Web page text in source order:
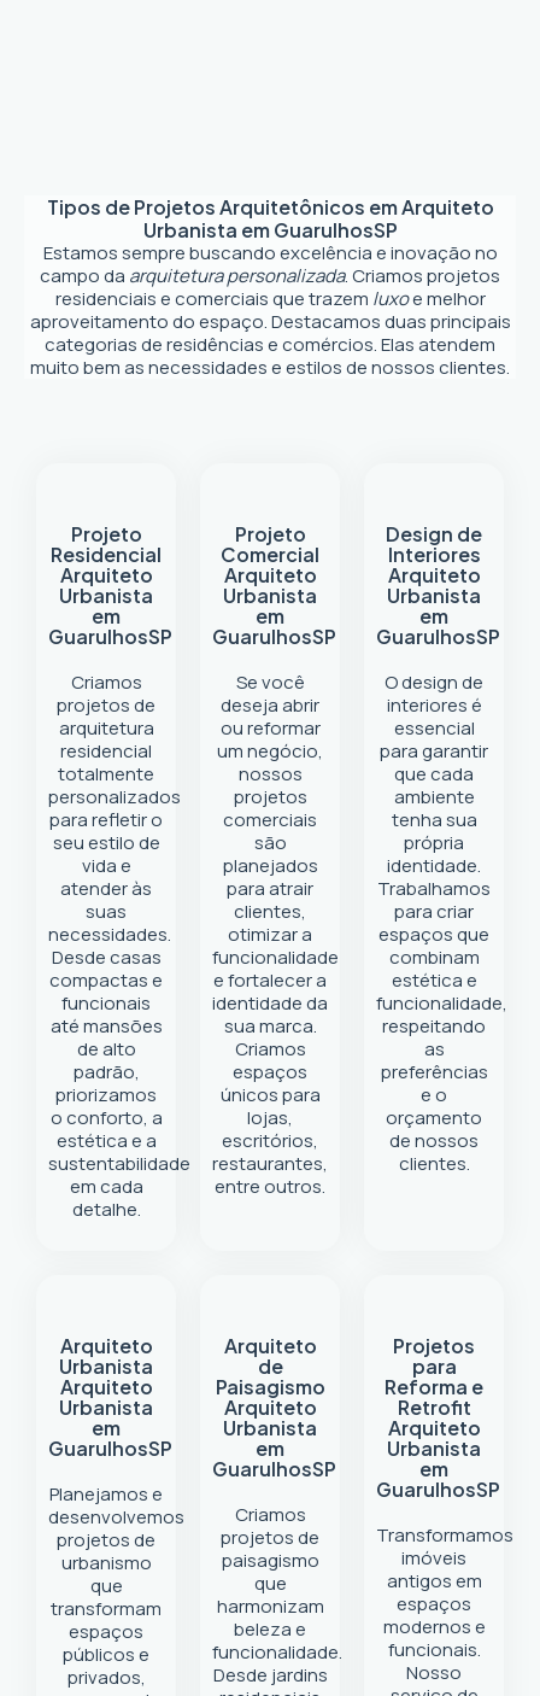
Tipos de Projetos Arquitetônicos emArquiteto
Urbanista em GuarulhosSP
Estamos sempre buscando excelência e inovação no
campo da arquitetura personalizada. Criamos projetos
residenciais e comerciais que trazem luxoe melhor
aproveitamento do espaço. Destacamos duas principais
categorias de residências e comércios. Elas atendem
muito bem as necessidades e estilos de nossos clientes.
Projeto
Residencial
Arquiteto
Urbanista
em
GuarulhosSP
Criamos
projetos de
arquitetura
residencial
totalmente
personalizados
para refletir o
seu estilo de
vida e
atender às
suas
necessidades.
Desde casas
compactas e
funcionais
até mansões
de alto
padrão,
priorizamos
o conforto, a
estética e a
sustentabilidade
em cada
detalhe.
Projeto
Comercial
Arquiteto
Urbanista
em
GuarulhosSP
Se você
deseja abrir
ou reformar
um negócio,
nossos
projetos
comerciais
são
planejados
para atrair
clientes,
otimizar a
funcionalidade
e fortalecer a
identidade da
sua marca.
Criamos
espaços
únicos para
lojas,
escritórios,
restaurantes,
entre outros.
Design de
Interiores
Arquiteto
Urbanista
em
GuarulhosSP
O design de
interiores é
essencial
para garantir
que cada
ambiente
tenha sua
própria
identidade.
Trabalhamos
para criar
espaços que
combinam
estética e
funcionalidade,
respeitando
as
preferências
e o
orçamento
de nossos
clientes.
Arquiteto
Urbanista
Arquiteto
Urbanista
em
GuarulhosSP
Planejamos e
desenvolvemos
projetos de
urbanismo
que
transformam
espaços
públicos e
privados,
Arquiteto
de
Paisagismo
Arquiteto
Urbanista
em
GuarulhosSP
Criamos
projetos de
paisagismo
que
harmonizam
beleza e
funcionalidade.
Desde jardins
Projetos
para
Reforma e
Retrofit
Arquiteto
Urbanista
em
GuarulhosSP
Transformamos
imóveis
antigos em
espaços
modernos e
funcionais.
Nosso